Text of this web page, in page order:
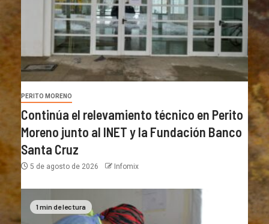
PERITO MORENO
Continúa el relevamiento técnico en Perito
Moreno junto al INET y la Fundación Banco
Santa Cruz
5 de agosto de 2026 Infomix
1 min de lectura